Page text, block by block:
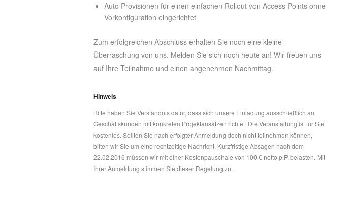
Auto Provisionen für einen einfachen Rollout von Access Points ohne
Vorkonfiguration eingerichtet
Zum erfolgreichen Abschluss erhalten Sie noch eine kleine
Überraschung von uns. Melden Sie sich noch heute an! Wir freuen uns
auf Ihre Teilnahme und einen angenehmen Nachmittag.
Hinweis
Bitte haben Sie Verständnis dafür, dass sich unsere Einladung ausschließlich an
Geschäftskunden mit konkreten Projektansätzen richtet. Die Veranstaltung ist für Sie
kostenlos. Sollten Sie nach erfolgter Anmeldung doch nicht teilnehmen können,
bitten wir Sie um eine rechtzeitige Nachricht. Kurzfristige Absagen nach dem
22.02.2016 müssen wir mit einer Kostenpauschale von 100 € netto p.P. belasten. Mit
Ihrer Anmeldung stimmen Sie dieser Regelung zu.